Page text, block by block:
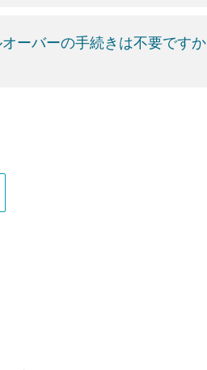
ーバーの手続きは不要ですか